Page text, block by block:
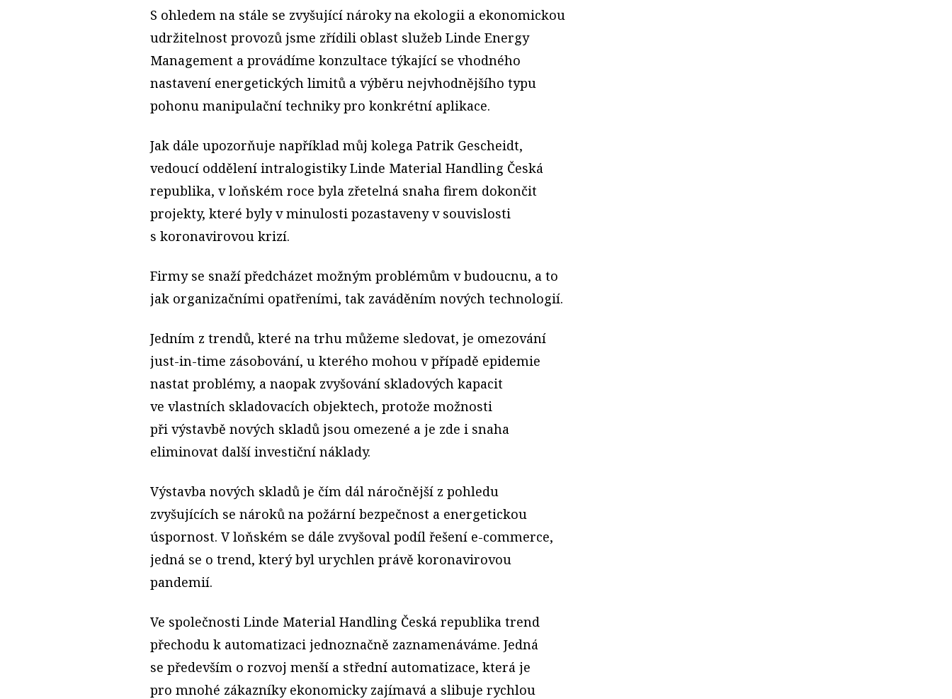
S ohledem na stále se zvyšující nároky na ekologii a ekonomickou
udržitelnost provozů jsme zřídili oblast služeb Linde Energy
Management a provádíme konzultace týkající se vhodného
nastavení energetických limitů a výběru nejvhodnějšího typu
pohonu manipulační techniky pro konkrétní aplikace.
Jak dále upozorňuje například můj kolega Patrik Gescheidt,
vedoucí oddělení intralogistiky Linde Material Handling Česká
republika, v loňském roce byla zřetelná snaha firem dokončit
projekty, které byly v minulosti pozastaveny v souvislosti
s koronavirovou krizí.
Firmy se snaží předcházet možným problémům v budoucnu, a to
jak organizačními opatřeními, tak zaváděním nových technologií.
Jedním z trendů, které na trhu můžeme sledovat, je omezování
just-in-time zásobování, u kterého mohou v případě epidemie
nastat problémy, a naopak zvyšování skladových kapacit
ve vlastních skladovacích objektech, protože možnosti
při výstavbě nových skladů jsou omezené a je zde i snaha
eliminovat další investiční náklady.
Výstavba nových skladů je čím dál náročnější z pohledu
zvyšujících se nároků na požární bezpečnost a energetickou
úspornost. V loňském se dále zvyšoval podíl řešení e-commerce,
jedná se o trend, který byl urychlen právě koronavirovou
pandemií.
Ve společnosti Linde Material Handling Česká republika trend
přechodu k automatizaci jednoznačně zaznamenáváme. Jedná
se především o rozvoj menší a střední automatizace, která je
pro mnohé zákazníky ekonomicky zajímavá a slibuje rychlou